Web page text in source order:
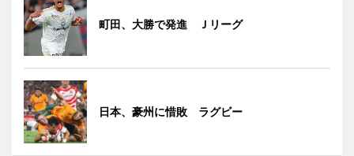
町田、大勝で発進 Ｊリーグ
日本、豪州に惜敗 ラグビー